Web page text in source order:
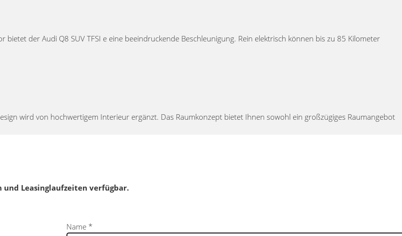
der Audi Q8 SUV TFSI e eine beeindruckende Beschleunigung. Rein elektrisch können bis zu 85 Kilometer
wird von hochwertigem Interieur ergänzt. Das Raumkonzept bietet Ihnen sowohl ein großzügiges Raumangebot
und Leasinglaufzeiten verfügbar.
Name *